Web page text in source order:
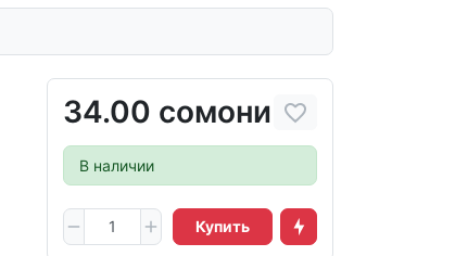
34.00 сомони
В наличии
Купить